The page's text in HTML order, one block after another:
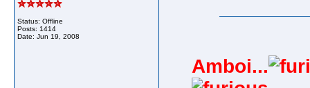
Status: Offline
Posts: 1414
Date: Jun 19, 2008
Amboi...